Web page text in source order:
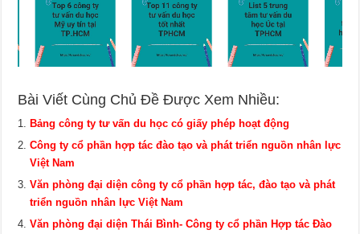
Bài Viết Cùng Chủ Đề Được Xem Nhiều:
Bảng công ty tư vấn du học có giấy phép hoạt động
Công ty cổ phần hợp tác đào tạo và phát triển nguồn nhân lực
Việt Nam
Văn phòng đại diện công ty cổ phần hợp tác, đào tạo và phát
triển nguồn nhân lực Việt Nam
Văn phòng đại diện Thái Bình- Công ty cổ phần Hợp tác Đào